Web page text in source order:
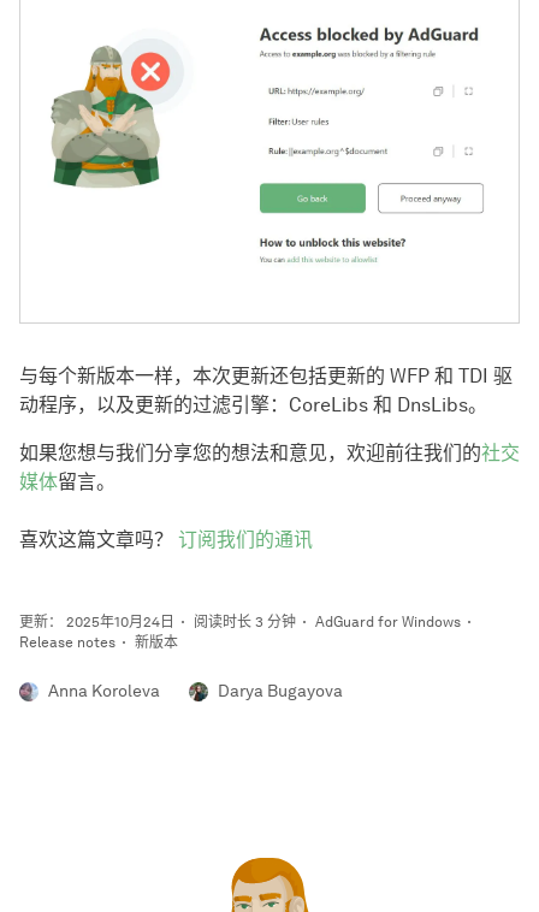
与每个新版本一样，本次更新还包括更新的 WFP 和 TDI 驱
动程序，以及更新的过滤引擎：CoreLibs 和 DnsLibs。
如果您想与我们分享您的想法和意见，欢迎前往我们的社交
媒体留言。
喜欢这篇文章吗？ 订阅我们的通讯
更新： 2025年10月24日 阅读时长 3 分钟
AdGuard for Windows
Release notes
新版本
Anna Koroleva Darya Bugayova